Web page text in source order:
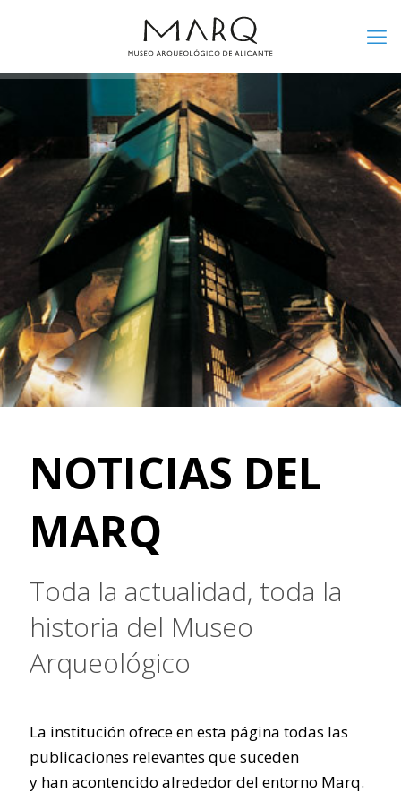
NOTICIAS DEL
MARQ
Toda la actualidad, toda la
historia del Museo
Arqueológico
La institución ofrece en esta página todas las
publicaciones relevantes que suceden
y han acontencido alrededor del entorno Marq.